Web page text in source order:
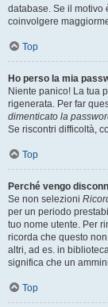
database. Se il motivo
coinvolgere
Top
Ho perso la mia
Niente panico! La tua
rigenerata. Per far
dimenticato la
Se riscontri difficoltà,
Top
Perché vengo
Se non selezioni
per un periodo
tuo nome utente. Per
ricorda che questo
altri, ad es. in
significa che un
Top